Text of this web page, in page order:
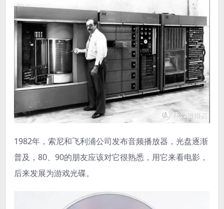
1982年，索尼和飞利浦公司发布音频播放器，光盘逐渐
普及，80、90的朋友应该对它很熟悉，用它来看电影，
后来发展为游戏光碟。